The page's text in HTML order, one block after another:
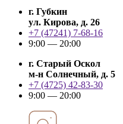
г. Губкин
ул. Кирова, д. 26
+7 (47241) 7-68-16
9:00 — 20:00
г. Старый Оскол
м-н Солнечный, д. 5
+7 (4725) 42-83-30
9:00 — 20:00